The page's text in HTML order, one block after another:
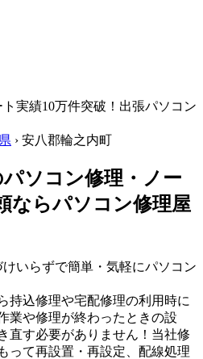
› 安八郡輪之内町
ソコン修理・ノー
ならパソコン修理屋
いらずで簡単・気軽にパソコン
持込修理や宅配修理の利用時に
業や修理が終わったときの設
直す必要がありません！当社修
って再設置・再設定、配線処理